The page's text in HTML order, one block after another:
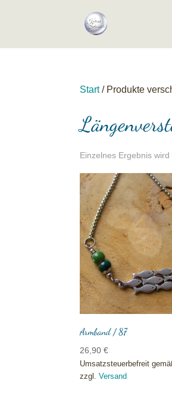
Start/ Produkte
Einzelnes Ergebnis
Armband / 87
26,90€
Umsatzsteuerbefreit
zzgl.Versand